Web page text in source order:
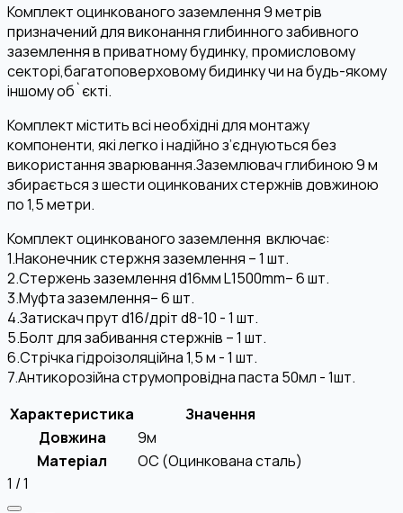
Комплект оцинкованого заземлення 9 метрів
призначений для виконання глибинного забивного
заземлення в приватному будинку, промисловому
секторі,багатоповерховому бидинку чи на будь-якому
іншому об`єкті.
Комплект містить всі необхідні для монтажу
компоненти, які легко і надійно з’єднуються без
використання зварювання.Заземлювач глибиною 9 м
збирається з шести оцинкованих стержнів довжиною
по 1,5 метри.
Комплект оцинкованого заземлення включає:
1.Наконечник стержня заземлення – 1 шт.
2.Стержень заземлення d16мм L1500mm– 6 шт.
3.Муфта заземлення– 6 шт.
4.Затискач прут d16/дріт d8-10 - 1 шт.
5.Болт для забивання стержнів – 1 шт.
6.Стрічка гідроізоляційна 1,5 м - 1 шт.
7.Антикорозійна струмопровідна паста 50мл - 1шт.
Характеристика
Значення
Довжина
9м
Матеріал
OC (Оцинкована сталь)
1 /1